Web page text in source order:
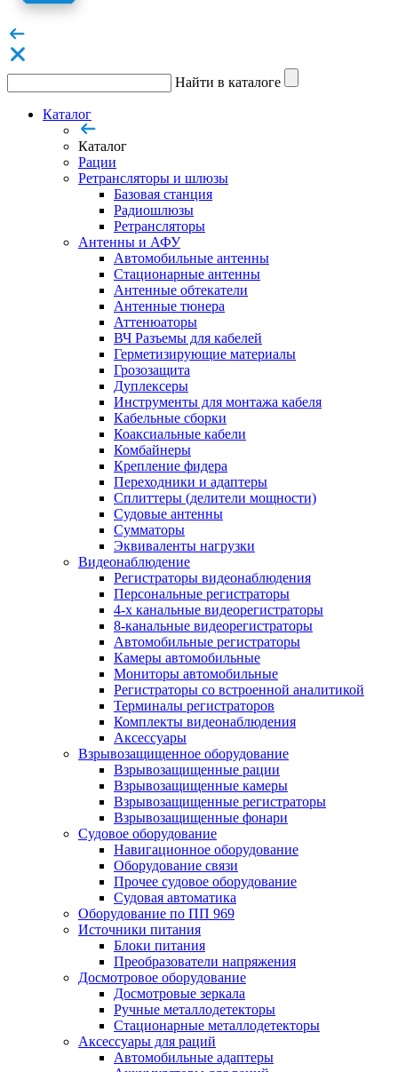
Найти в каталоге
Каталог
Каталог
Рации
Ретрансляторы и шлюзы
Базовая станция
Радиошлюзы
Ретрансляторы
Антенны и АФУ
Автомобильные антенны
Стационарные антенны
Антенные обтекатели
Антенные тюнера
Аттенюаторы
ВЧ Разъемы для кабелей
Герметизирующие материалы
Грозозащита
Дуплексеры
Инструменты для монтажа кабеля
Кабельные сборки
Коаксиальные кабели
Комбайнеры
Крепление фидера
Переходники и адаптеры
Сплиттеры (делители мощности)
Судовые антенны
Сумматоры
Эквиваленты нагрузки
Видеонаблюдение
Регистраторы видеонаблюдения
Персональные регистраторы
4-х канальные видеорегистраторы
8-канальные видеорегистраторы
Автомобильные регистраторы
Камеры автомобильные
Мониторы автомобильные
Регистраторы со встроенной аналитикой
Терминалы регистраторов
Комплекты видеонаблюдения
Аксессуары
Взрывозащищенное оборудование
Взрывозащищенные рации
Взрывозащищенные камеры
Взрывозащищенные регистраторы
Взрывозащищенные фонари
Судовое оборудование
Навигационное оборудование
Оборудование связи
Прочее судовое оборудование
Судовая автоматика
Оборудование по ПП 969
Источники питания
Блоки питания
Преобразователи напряжения
Досмотровое оборудование
Досмотровые зеркала
Ручные металлодетекторы
Стационарные металлодетекторы
Аксессуары для раций
Автомобильные адаптеры